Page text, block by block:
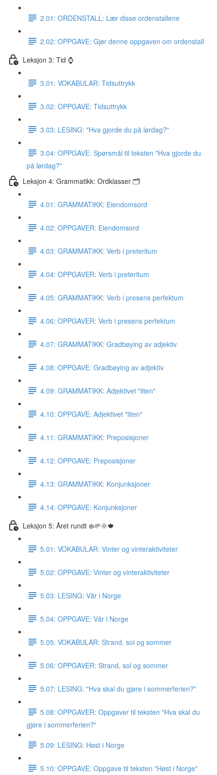
2.01: ORDENSTALL: Lær disse ordenstallene
2.02: OPPGAVE: Gjør denne oppgaven om ordenstall
Leksjon 3: Tid ⌚️
3.01: VOKABULAR: Tidsuttrykk
3.02: OPPGAVE: Tidsuttrykk
3.03: LESING: "Hva gjorde du på lørdag?"
3.04: OPPGAVE: Spørsmål til teksten "Hva gjorde du
på lørdag?"
Leksjon 4: Grammatikk: Ordklasser 🗂
4.01: GRAMMATIKK: Eiendomsord
4.02: OPPGAVER: Eiendomsord
4.03: GRAMMATIKK: Verb i preteritum
4.04: OPPGAVER: Verb i preteritum
4.05: GRAMMATIKK: Verb i presens perfektum
4.06: OPPGAVER: Verb i presens perfektum
4.07: GRAMMATIKK: Gradbøying av adjektiv
4.08: OPPGAVE: Gradbøying av adjektiv
4.09: GRAMMATIKK: Adjektivet "liten"
4.10: OPPGAVE: Adjektivet "liten"
4.11: GRAMMATIKK: Preposisjoner
4.12: OPPGAVE: Preposisjoner
4.13: GRAMMATIKK: Konjunksjoner
4.14: OPPGAVE: Konjunksjoner
Leksjon 5: Året rundt ❄️🌱🌞🍁
5.01: VOKABULAR: Vinter og vinteraktiviteter
5.02: OPPGAVE: Vinter og vinteraktiviteter
5.03: LESING: Vår i Norge
5.04: OPPGAVE: Vår i Norge
5.05: VOKABULAR: Strand, sol og sommer
5.06: OPPGAVER: Strand, sol og sommer
5.07: LESING: "Hva skal du gjøre i sommerferien?"
5.08: OPPGAVER: Oppgaver til teksten "Hva skal du
gjøre i sommerferien?"
5.09: LESING: Høst i Norge
5.10: OPPGAVE: Oppgave til teksten "Høst i Norge"